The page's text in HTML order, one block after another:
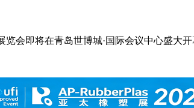
览会即将在青岛世博城·国际会议中心盛大